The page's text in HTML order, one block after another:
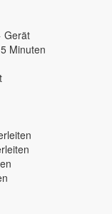
Gerät
Minuten